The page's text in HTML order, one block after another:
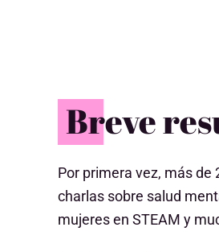
Breve
Por primera vez, más de
charlas sobre salud
mujeres en STEAM y